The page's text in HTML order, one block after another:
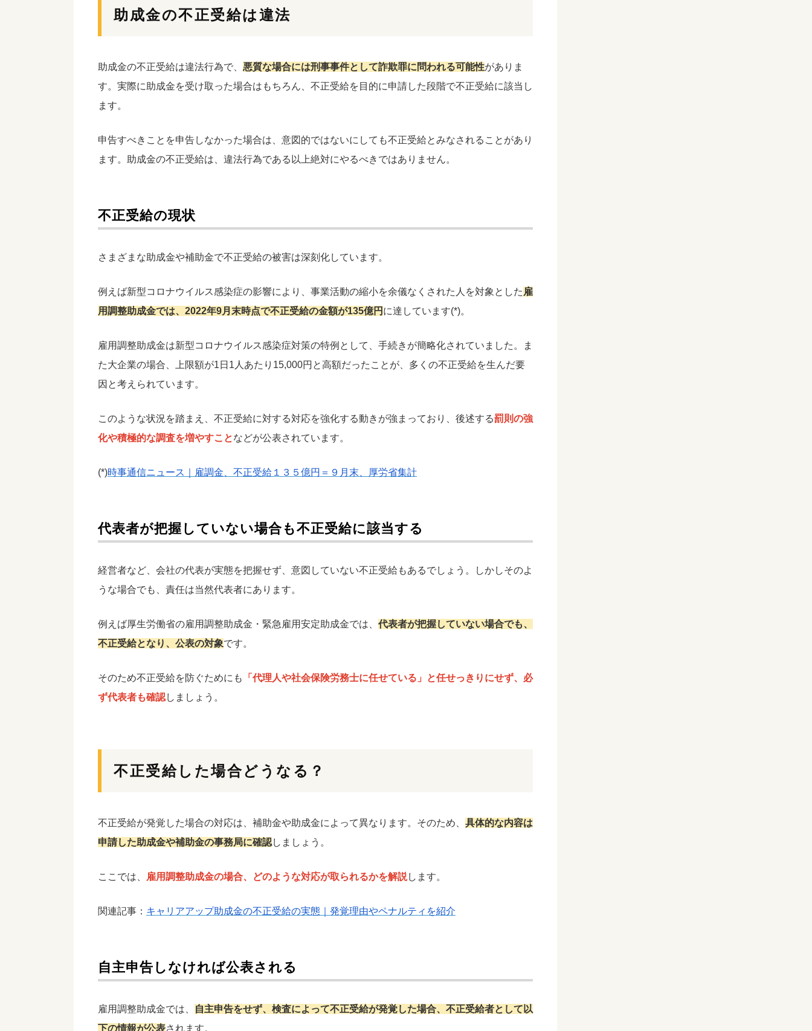
助成金の不正受給は違法
助成金の不正受給は違法行為で、 悪質な場合には刑事事件として詐欺罪に問われる可能性がありま
す。実際に助成金を受け取った場合はもちろん、不正受給を目的に申請した段階で不正受給に該当し
ます。
申告すべきことを申告しなかった場合は、意図的ではないにしても不正受給とみなされることがあり
ます。助成金の不正受給は、違法行為である以上絶対にやるべきではありません。
不正受給の現状
さまざまな助成金や補助金で不正受給の被害は深刻化しています。
例えば新型コロナウイルス感染症の影響により、事業活動の縮小を余儀なくされた人を対象とした 雇
用調整助成金では、2022年9月末時点で不正受給の金額が135億円 に達しています(*)。
雇用調整助成金は新型コロナウイルス感染症対策の特例として、手続きが簡略化されていました。ま
た大企業の場合、上限額が1日1人あたり15,000円と高額だったことが、多くの不正受給を生んだ要
因と考えられています。
このような状況を踏まえ、不正受給に対する対応を強化する動きが強まっており、後述する罰則の強
化や積極的な調査を増やすことなどが公表されています。
(*)時事通信ニュース｜雇調金、不正受給１３５億円＝９月末、厚労省集計
代表者が把握していない場合も不正受給に該当する
経営者など、会社の代表が実態を把握せず、意図していない不正受給もあるでしょう。しかしそのよ
うな場合でも、責任は当然代表者にあります。
例えば厚生労働省の​​雇用調整助成金・緊急雇用安定助成金では、 代表者が把握していない場合でも、
不正受給となり、公表の対象です。
そのため不正受給を防ぐためにも
「代理人や社会保険労務士に任せている」と任せっきりにせず、必
ず代表者も確認しましょう。
不正受給した場合どうなる？
不正受給が発覚した場合の対応は、補助金や助成金によって異なります。そのため、 具体的な内容は
申請した助成金や補助金の事務局に確認しましょう。
ここでは、 雇用調整助成金の場合、どのような対応が取られるかを解説します。
関連記事： キャリアアップ助成金の不正受給の実態｜発覚理由やペナルティを紹介
自主申告しなければ公表される
雇用調整助成金では、
自主申告をせず、検査によって不正受給が発覚した場合、不正受給者として以
下の情報が公表されます。